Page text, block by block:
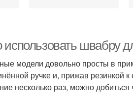
использовать швабру
модели довольно просты в
ручке и, прижав резинкой
несколько раз, можно добиться